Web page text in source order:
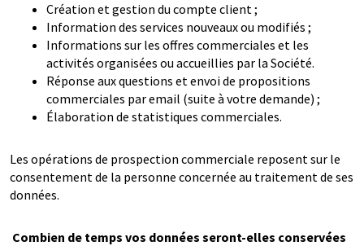
Création et gestion du compte client ;
Information des services nouveaux ou modifiés ;
Informations sur les offres commerciales et les
activités organisées ou accueillies par la Société.
Réponse aux questions et envoi de propositions
commerciales par email (suite à votre demande) ;
Élaboration de statistiques commerciales.
Les opérations de prospection commerciale reposent sur le
consentement de la personne concernée au traitement de ses
données.
Combien de temps vos données seront-elles conservées